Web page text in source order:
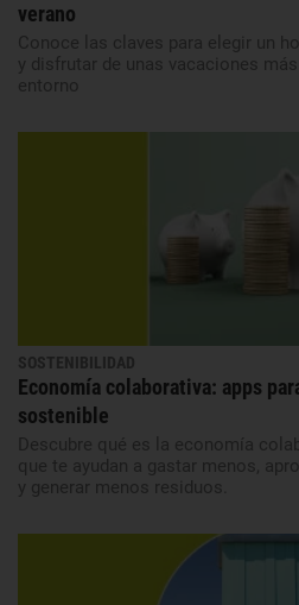
verano
Conoce las claves para elegir un
y disfrutar de unas vacaciones
entorno
SOSTENIBILIDAD
Economía colaborativa: apps
sostenible
Descubre qué es la economía
que te ayudan a gastar menos,
y generar menos residuos.